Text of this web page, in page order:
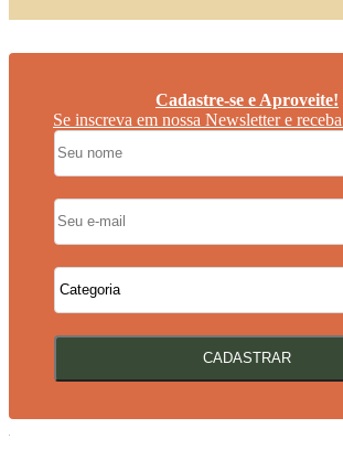
Cadastre-se e Aproveite!
Se inscreva em nossa Newsletter e
CADASTRAR